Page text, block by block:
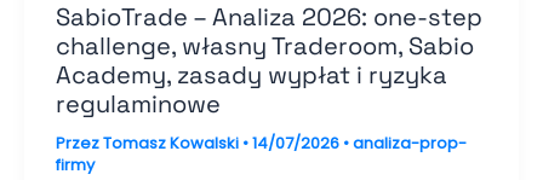
SabioTrade – Analiza 2026: one-step
challenge, własny Traderoom, Sabio
Academy, zasady wypłat i ryzyka
regulaminowe
PrzezTomasz Kowalski •14/07/2026 •analiza-prop-
firmy